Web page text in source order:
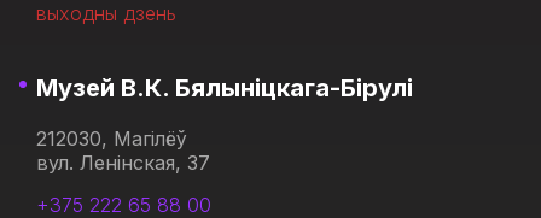
выходны дзень
Музей В.К. Бялыніцкага-Бірулі
212030, Магілёў
вул. Ленінская, 37
+375 222 65 88 00